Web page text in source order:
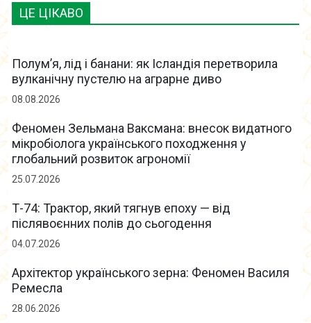
ЦЕ ЦІКАВО
Полум’я, лід і банани: як Ісландія перетворила
вулканічну пустелю на аграрне диво
08.08.2026
Феномен Зельмана Ваксмана: внесок видатного
мікробіолога українського походження у
глобальний розвиток агрономії
25.07.2026
Т-74: Трактор, який тягнув епоху — від
післявоєнних полів до сьогодення
04.07.2026
Архітектор українського зерна: Феномен Василя
Ремесла
28.06.2026